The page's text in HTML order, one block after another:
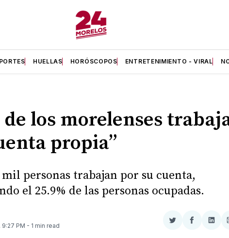
HUELLAS HORÓSCOPOS ENTRETENIMIENTO - VIRAL
de los morelenses
propia”
mil personas trabajan por su cuenta,
el 25.9% de las personas ocupadas.
. 9:27 PM - 1 min read
CompartirCompartir